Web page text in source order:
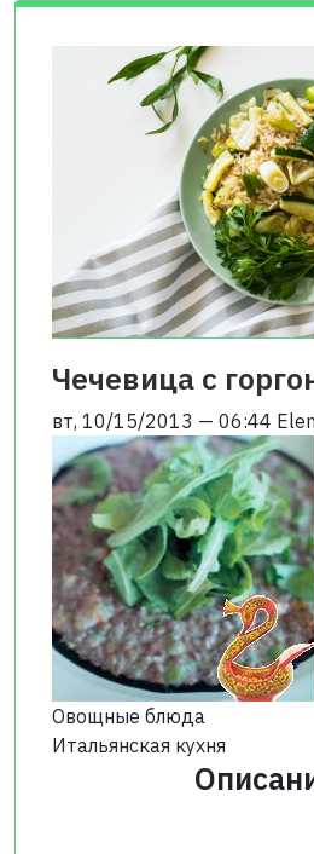
Чечевица с
вт, 10/15/2013 — 06:44
Овощные блюда
Итальянская кухня